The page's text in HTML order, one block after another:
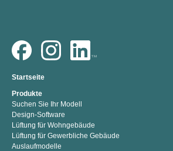
Startseite
Produkte
Suchen Sie Ihr Modell
Design-Software
Lüftung für Wohngebäude
Lüftung für Gewerbliche Gebäude
Auslaufmodelle